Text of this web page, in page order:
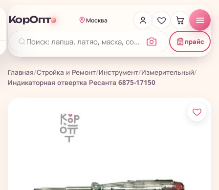
КорОпт Москва
прайс
Главная/Стройка и Ремонт/Инструмент/Измерительный/
Индикаторная отвертка Ресанта 6875-17150